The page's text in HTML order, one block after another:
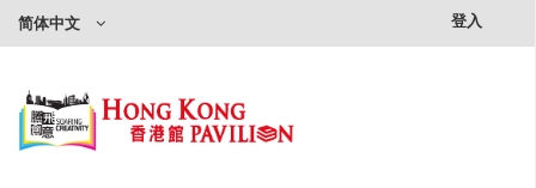
简体中文 登入×